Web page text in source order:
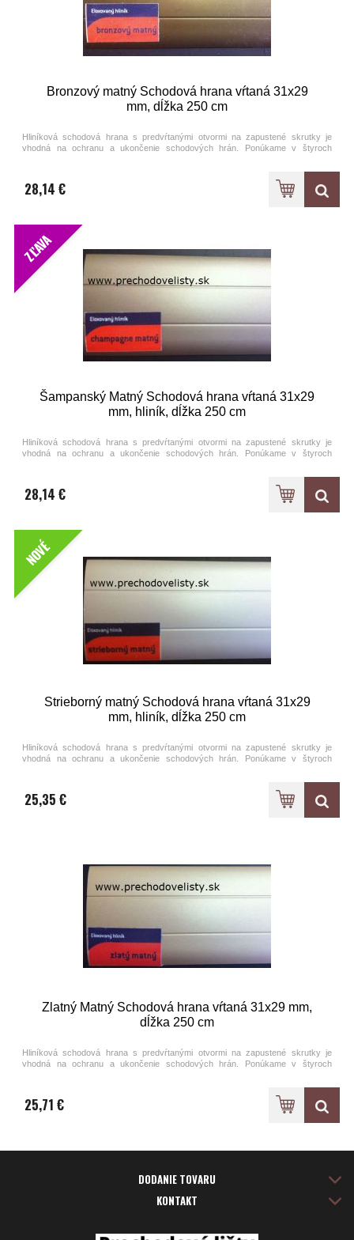
Bronzový matný Schodová hrana vŕtaná 31x29
mm, dĺžka 250 cm
Hliníková schodová hrana s predvŕtanými otvormi na zapustené skrutky je
vhodná na ochranu a ukončenie schodových hrán. Ponúkame v štyroch
28,14 €
ZĽAVA
Šampanský Matný Schodová hrana vŕtaná 31x29
mm, hliník, dĺžka 250 cm
Hliníková schodová hrana s predvŕtanými otvormi na zapustené skrutky je
vhodná na ochranu a ukončenie schodových hrán. Ponúkame v štyroch
28,14 €
NOVÉ
Strieborný matný Schodová hrana vŕtaná 31x29
mm, hliník, dĺžka 250 cm
Hliníková schodová hrana s predvŕtanými otvormi na zapustené skrutky je
vhodná na ochranu a ukončenie schodových hrán. Ponúkame v štyroch
25,35 €
Zlatný Matný Schodová hrana vŕtaná 31x29 mm,
dĺžka 250 cm
Hliníková schodová hrana s predvŕtanými otvormi na zapustené skrutky je
vhodná na ochranu a ukončenie schodových hrán. Ponúkame v štyroch
25,71 €
DODANIE TOVARU
KONTAKT